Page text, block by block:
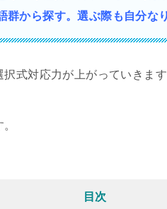
群から探す。選ぶ際も自分な
式対応力が上がっていきます
目次